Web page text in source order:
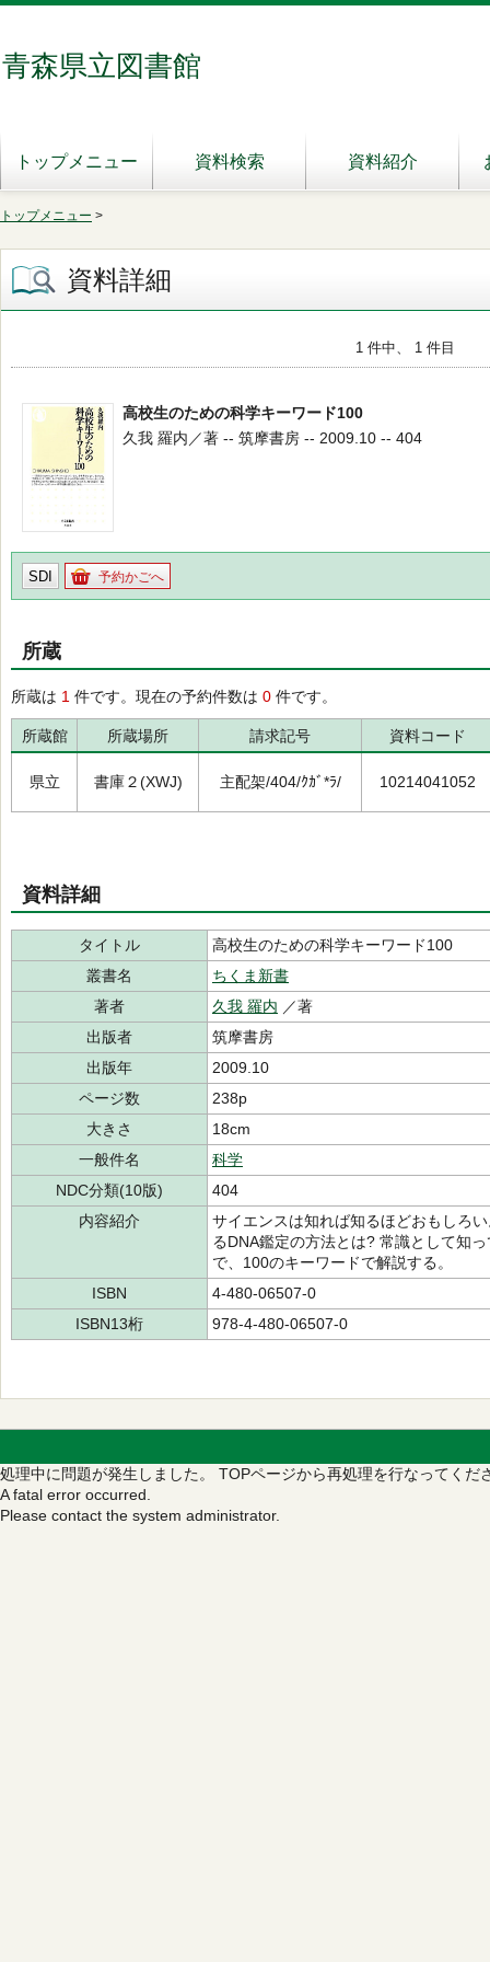
青森県立図書館
トップメニュー 資料検索 資料紹介
トップメニュー >
資料詳細
1 件中、 1 件目
高校生のための科学キーワード100
久我 羅内／著 -- 筑摩書房 -- 2009.10 -- 404
SDI 予約かごへ
所蔵
所蔵は 1 件です。現在の予約件数は 0 件です。
所蔵館 所蔵場所 請求記号 資料コード
県立 書庫２(XWJ) 主配架/404/ｸｶﾞ*ﾗ/ 10214041052
資料詳細
タイトル
高校生のための科学キーワード100
叢書名
ちくま新書
著者
久我 羅内 ／著
出版者
筑摩書房
出版年
2009.10
ページ数
238p
大きさ
18cm
一般件名
科学
NDC分類(10版)
404
内容紹介
サイエンスは知れば知るほどおもしろ
るDNA鑑定の方法とは? 常識として知
で、100のキーワードで解説する。
ISBN
4-480-06507-0
ISBN13桁
978-4-480-06507-0
処理中に問題が発生しました。 TOPページから再処理を行なってくだ
A fatal error occurred.
Please contact the system administrator.